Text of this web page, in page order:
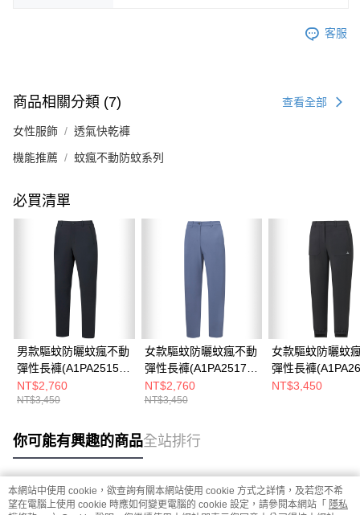
客服
商品相關分類 (7) 查看全部
女性服飾 透氣快乾褲
機能推薦 蚊瘋不動防蚊系列
必買清單
男款驅蚊防曬蚊瘋不動
彈性長褲(A1PA2515M
黑/機能長褲/防蚊褲)
NT$2,760
NT$3,450
女款驅蚊防曬蚊瘋不動
彈性長褲(A1PA2517W
紫灰/機能長褲/防蚊褲)
NT$2,760
NT$3,450
女款驅蚊防曬蚊
彈性長褲
黑/機能長褲/防蚊
NT$3,450
你可能有興趣的商品全站排行
熱門標籤
本網站中使用 cookie，欲查詢有關本網站使用 cookie 方式之詳情，及若您不希
望在電腦上使用 cookie 時應如何變更電腦的 cookie 設定，請參閱本網站「 隱私